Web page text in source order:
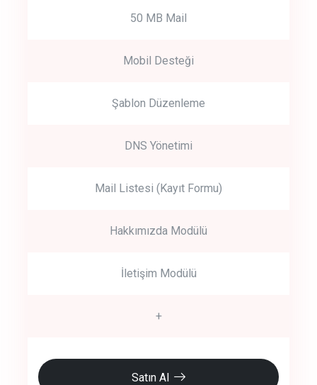
50 MB Mail
Mobil Desteği
Şablon Düzenleme
DNS Yönetimi
Mail Listesi (Kayıt Formu)
Hakkımızda Modülü
İletişim Modülü
+
Satın Al